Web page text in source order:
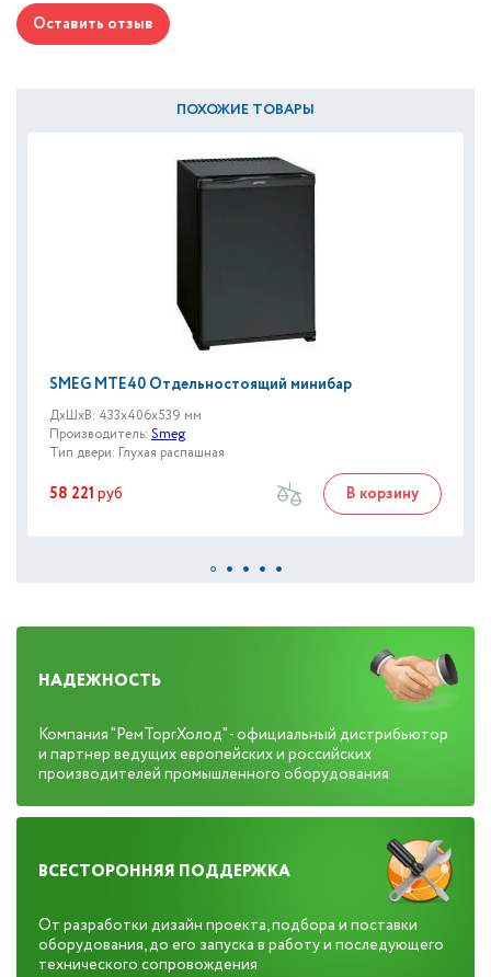
Оставить отзыв
ПОХОЖИЕ ТОВАРЫ
SMEG MTE40 Отдельностоящий минибар
ДxШxВ: 433x406x539 мм
Производитель: Smeg
Тип двери: Глухая распашная
58 221 руб В корзину
НАДЕЖНОСТЬ
Компания "РемТоргХолод" - официальный дистрибьютор
и партнер ведущих европейских и российских
производителей промышленного оборудования
ВСЕСТОРОННЯЯ ПОДДЕРЖКА
От разработки дизайн проекта, подбора и поставки
оборудования, до его запуска в работу и последующего
технического сопровождения